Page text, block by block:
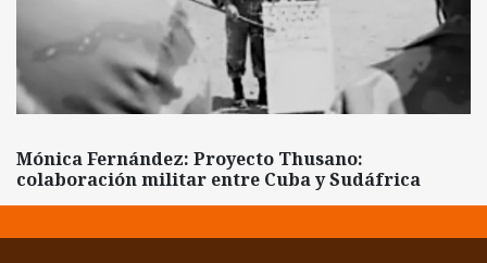
Mónica Fernández: Proyecto Thusano:
colaboración militar entre Cuba y Sudáfrica